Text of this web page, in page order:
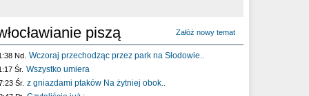
piszą Załóż nowy temat
Nd. Wczoraj przechodząc przez park na Słodowie..
Śr. Wszystko umiera
Śr. z gniazdami ptaków Na żytniej obok..